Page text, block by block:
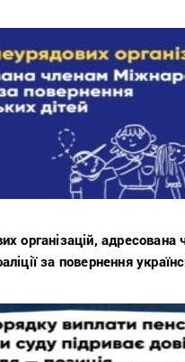
організацій, адресована
за повернення